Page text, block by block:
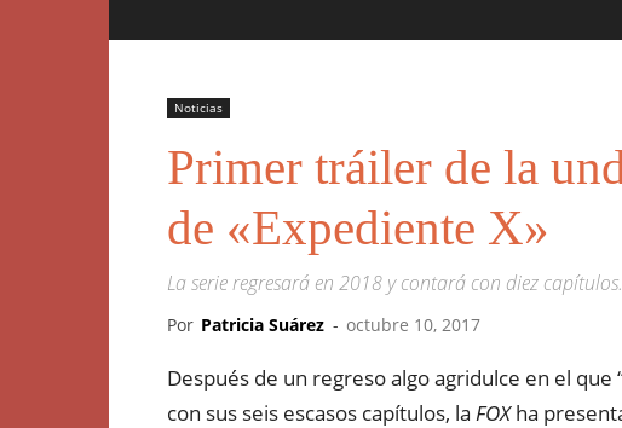
Noticias
Primer tráiler de la
de «Expediente X»
La serie regresará en 2018 y contará con diez capítulos.
Por Patricia Suárez - octubre 10, 2017
Después de un regreso algo agridulce en el que
con sus seis escasos capítulos, la FOXha